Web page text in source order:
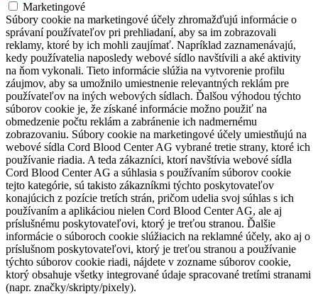
Marketingové
Súbory cookie na marketingové účely zhromažďujú informácie o
správaní používateľov pri prehliadaní, aby sa im zobrazovali
reklamy, ktoré by ich mohli zaujímať. Napríklad zaznamenávajú,
kedy používatelia naposledy webové sídlo navštívili a aké aktivity
na ňom vykonali. Tieto informácie slúžia na vytvorenie profilu
záujmov, aby sa umožnilo umiestnenie relevantných reklám pre
používateľov na iných webových sídlach. Ďalšou výhodou týchto
súborov cookie je, že získané informácie možno použiť na
obmedzenie počtu reklám a zabránenie ich nadmernému
zobrazovaniu. Súbory cookie na marketingové účely umiestňujú na
webové sídla Cord Blood Center AG vybrané tretie strany, ktoré ich
používanie riadia. A teda zákazníci, ktorí navštívia webové sídla
Cord Blood Center AG a súhlasia s používaním súborov cookie
tejto kategórie, sú takisto zákazníkmi týchto poskytovateľov
konajúcich z pozície tretích strán, pričom udelia svoj súhlas s ich
používaním a aplikáciou nielen Cord Blood Center AG, ale aj
príslušnému poskytovateľovi, ktorý je treťou stranou. Ďalšie
informácie o súboroch cookie slúžiacich na reklamné účely, ako aj o
príslušnom poskytovateľovi, ktorý je treťou stranou a používanie
týchto súborov cookie riadi, nájdete v zozname súborov cookie,
ktorý obsahuje všetky integrované údaje spracované tretími stranami
(napr. značky/skripty/pixely).